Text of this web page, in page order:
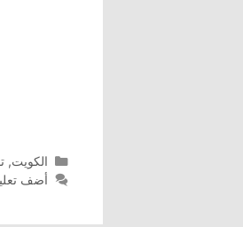
التصنيفات
الكويت,
أضف